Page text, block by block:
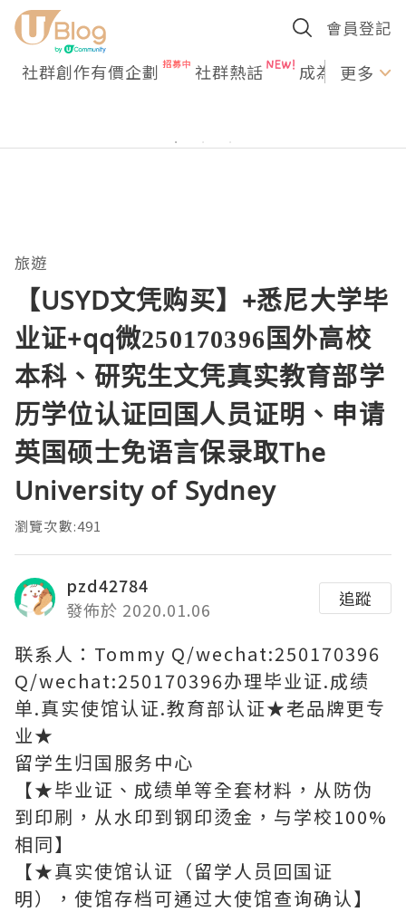
會員登記
社群創作有價企劃 社群熱話 成為U更多
旅遊
【USYD文凭购买】+悉尼大学毕
业证+qq微250170396国外高校
本科、研究生文凭真实教育部学
历学位认证回国人员证明、申请
英国硕士免语言保录取The
University of Sydney
瀏覽次數:491
pzd42784
發佈於 2020.01.06
追蹤
联系人：Tommy Q/wechat:250170396
Q/wechat:250170396办理毕业证.成绩
单.真实使馆认证.教育部认证★老品牌更专
业★
留学生归国服务中心
【★毕业证、成绩单等全套材料，从防伪
到印刷，从水印到钢印烫金，与学校100%
相同】
【★真实使馆认证（留学人员回国证
明），使馆存档可通过大使馆查询确认】